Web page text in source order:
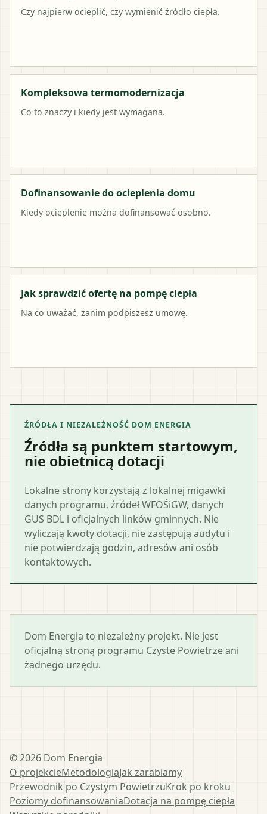
Czy najpierw ocieplić, czy wymienić źródło ciepła.
Kompleksowa termomodernizacja
Co to znaczy i kiedy jest wymagana.
Dofinansowanie do ocieplenia domu
Kiedy ocieplenie można dofinansować osobno.
Jak sprawdzić ofertę na pompę ciepła
Na co uważać, zanim podpiszesz umowę.
ŹRÓDŁA I NIEZALEŻNOŚĆ DOM ENERGIA
Źródła są punktem startowym,
nie obietnicą dotacji
Lokalne strony korzystają z lokalnej migawki
danych programu, źródeł WFOŚiGW, danych
GUS BDL i oficjalnych linków gminnych. Nie
wyliczają kwoty dotacji, nie zastępują audytu i
nie potwierdzają godzin, adresów ani osób
kontaktowych.
Dom Energia to niezależny projekt. Nie jest
oficjalną stroną programu Czyste Powietrze ani
żadnego urzędu.
©2026 Dom Energia
O projekcieMetodologiaJak zarabiamy
Przewodnik po Czystym PowietrzuKrok po kroku
Poziomy dofinansowaniaDotacja na pompę ciepła